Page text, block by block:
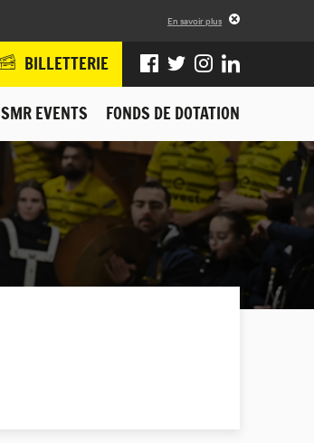
En savoir plus
SMR EVENTS FONDS DE DOTATION
BILLETTERIE